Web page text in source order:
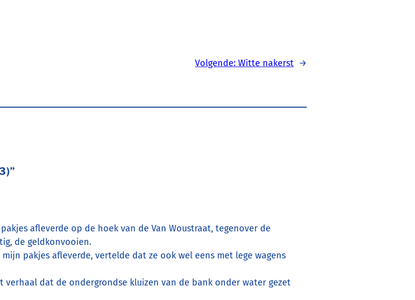
Volgende: Witte nakerst →
afleverde op de hoek van de Van Woustraat, tegenover de
de geldkonvooien.
pakjes afleverde, vertelde dat ze ook wel eens met lege wagens
verhaal dat de ondergrondse kluizen van de bank onder water gezet